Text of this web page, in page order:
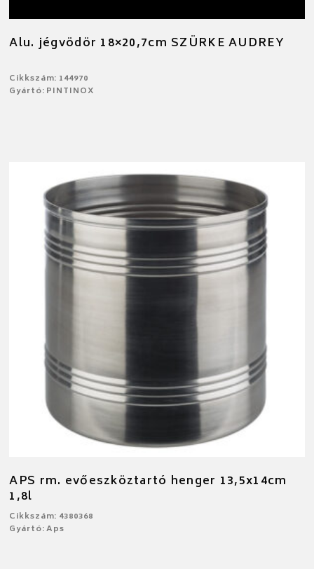
Alu. jégvödör 18×20,7cm SZÜRKE AUDREY
Cikkszám: 144970
Gyártó: PINTINOX
APS rm. evőeszköztartó henger 13,5x14cm
1,8l
Cikkszám: 4380368
Gyártó: Aps